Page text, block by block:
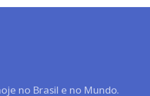
no Brasil e no Mundo.